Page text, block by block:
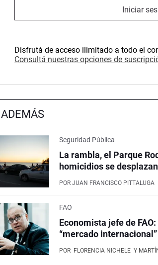
Iniciar
Disfrutá de acceso ilimitado a todo el
Consultá nuestras opciones de
Seguridad Pública
La rambla, el Parque
homicidios se
POR JUAN FRANCISCO PITTALUGA
FAO
Economista jefe de
“mercado
POR FLORENCIA NICHELE Y